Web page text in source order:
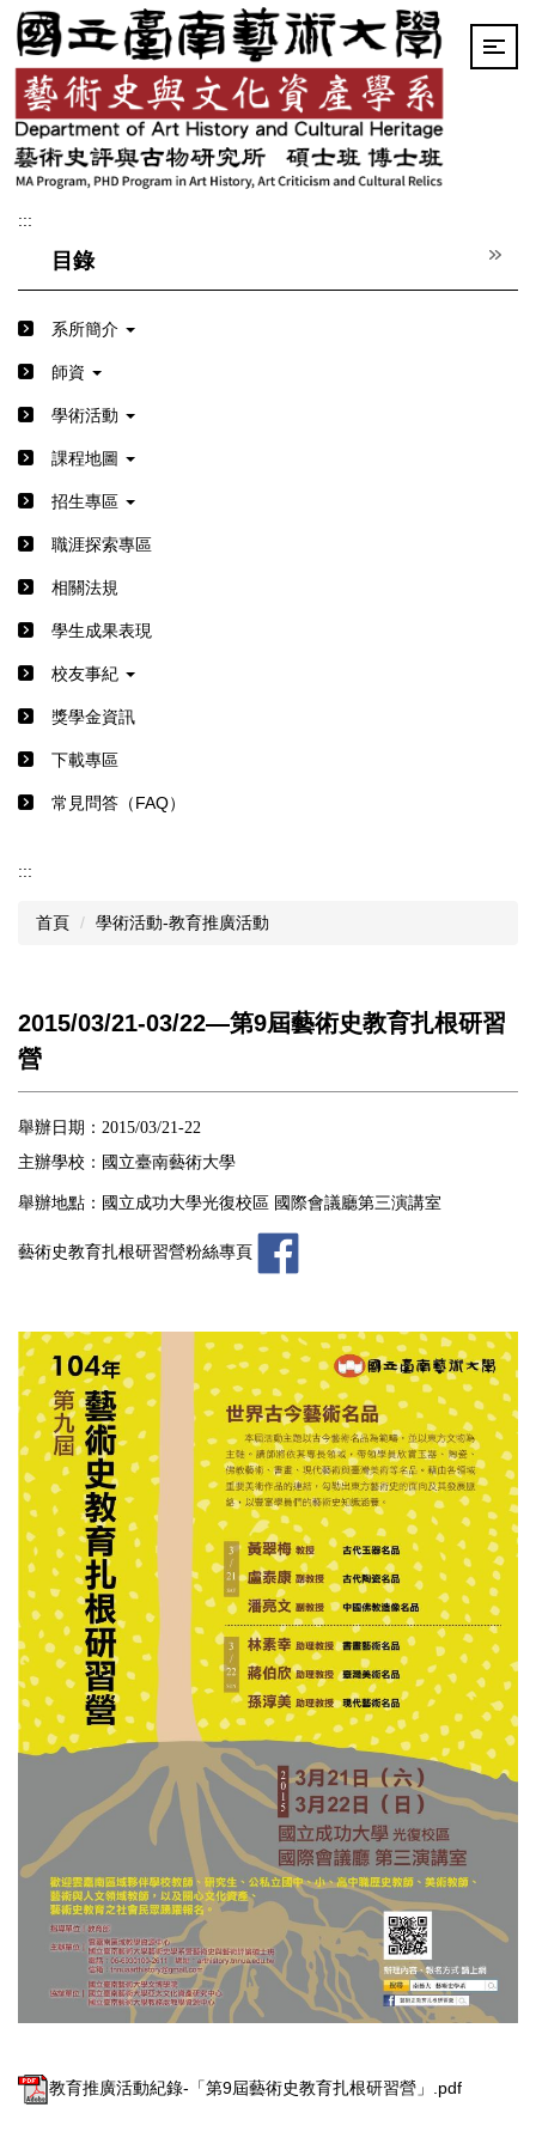
跳
到
主
要
內
容
區
:::
目錄
系所簡介
師資
學術活動
課程地圖
招生專區
職涯探索專區
相關法規
學生成果表現
校友事紀
獎學金資訊
下載專區
常見問答（FAQ）
:::
首頁 學術活動-教育推廣活動
2015/03/21-03/22―第9屆藝術史教育扎根研習
營
舉辦日期： 2015/03/21-22
主辦學校：國立臺南藝術大學
舉辦地點：國立成功大學光復校區 國際會議廳第三演講室
藝術史教育扎根研習營粉絲專頁
教育推廣活動紀錄-「第9屆藝術史教育扎根研習營」.pdf